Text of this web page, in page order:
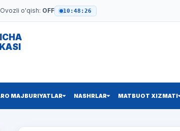
Ovozli o'qish: OFF 10:48:27
MAJBURIYATLAR NASHRLAR MATBUOT XIZMATI